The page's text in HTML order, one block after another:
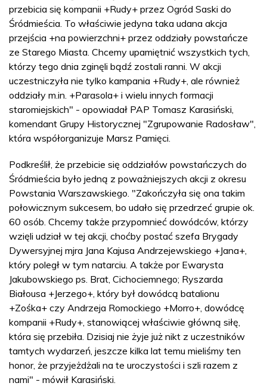
przebicia się kompanii +Rudy+ przez Ogród Saski do
Śródmieścia. To właściwie jedyna taka udana akcja
przejścia +na powierzchni+ przez oddziały powstańcze
ze Starego Miasta. Chcemy upamiętnić wszystkich tych,
którzy tego dnia zginęli bądź zostali ranni. W akcji
uczestniczyła nie tylko kampania +Rudy+, ale również
oddziały m.in. +Parasola+ i wielu innych formacji
staromiejskich" - opowiadał PAP Tomasz Karasiński,
komendant Grupy Historycznej "Zgrupowanie Radosław",
która współorganizuje Marsz Pamięci.
Podkreślił, że przebicie się oddziałów powstańczych do
Śródmieścia było jedną z poważniejszych akcji z okresu
Powstania Warszawskiego. "Zakończyła się ona takim
połowicznym sukcesem, bo udało się przedrzeć grupie ok.
60 osób. Chcemy także przypomnieć dowódców, którzy
wzięli udział w tej akcji, choćby postać szefa Brygady
Dywersyjnej mjra Jana Kajusa Andrzejewskiego +Jana+,
który poległ w tym natarciu. A także por Ewarysta
Jakubowskiego ps. Brat, Cichociemnego; Ryszarda
Białousa +Jerzego+, który był dowódcą batalionu
+Zośka+ czy Andrzeja Romockiego +Morro+, dowódcę
kompanii +Rudy+, stanowiącej właściwie główną siłę,
która się przebiła. Dzisiaj nie żyje już nikt z uczestników
tamtych wydarzeń, jeszcze kilka lat temu mieliśmy ten
honor, że przyjeżdżali na te uroczystości i szli razem z
nami" - mówił Karasiński.